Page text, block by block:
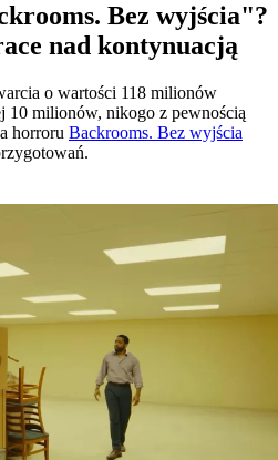
Bez wyjścia"?
nad kontynuacją
o wartości 118 milionów
10 milionów, nikogo z pewnością
horroru Backrooms. Bez wyjścia